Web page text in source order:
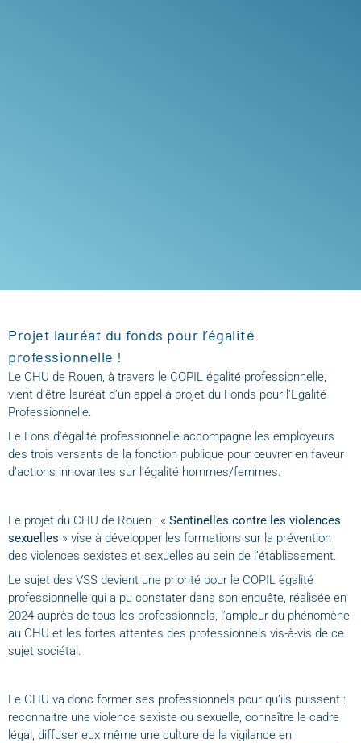
Projet lauréat du fonds pour l’égalité
professionnelle !
Le CHU de Rouen, à travers le COPIL égalité professionnelle,
vient d’être lauréat d’un appel à projet du Fonds pour l’Egalité
Professionnelle.
Le Fons d’égalité professionnelle accompagne les employeurs
des trois versants de la fonction publique pour œuvrer en faveur
d’actions innovantes sur l’égalité hommes/femmes.
Le projet du CHU de Rouen : « Sentinelles contre les violences
sexuelles » vise à développer les formations sur la prévention
des violences sexistes et sexuelles au sein de l’établissement.
Le sujet des VSS devient une priorité pour le COPIL égalité
professionnelle qui a pu constater dans son enquête, réalisée en
2024 auprès de tous les professionnels, l’ampleur du phénomène
au CHU et les fortes attentes des professionnels vis-à-vis de ce
sujet sociétal.
Le CHU va donc former ses professionnels pour qu’ils puissent :
reconnaitre une violence sexiste ou sexuelle, connaître le cadre
légal, diffuser eux même une culture de la vigilance en